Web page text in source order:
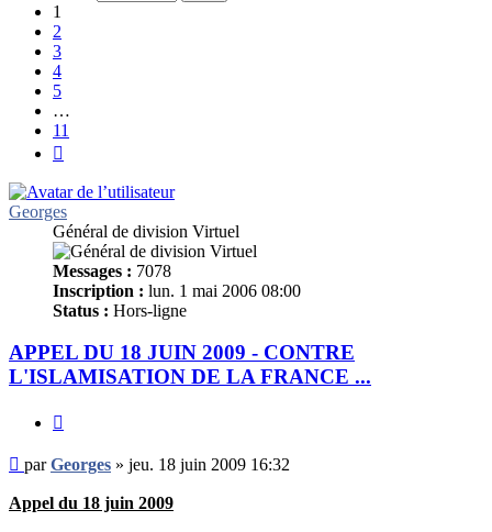
1
2
3
4
5
…
11
Georges
Général de division Virtuel
Messages : 7078
Inscription : lun. 1 mai 2006 08:00
Status : Hors-ligne
APPEL DU 18 JUIN 2009 - CONTRE
L'ISLAMISATION DE LA FRANCE ...
Message
non
lu
parGeorges » jeu. 18 juin 2009 16:32
Appel du 18 juin 2009